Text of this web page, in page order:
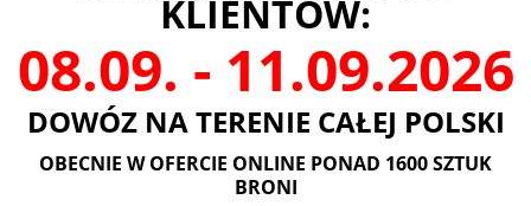
KLIENTÓW:
08.09. - 11.09.2026
DOWÓZ NA TERENIE CAŁEJ POLSKI
OBECNIE W OFERCIE ONLINE PONAD 1600 SZTUK
BRONI